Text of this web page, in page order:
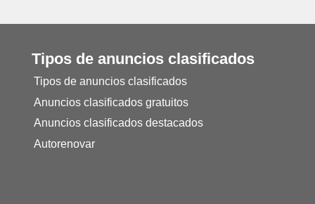
Tipos de anuncios clasificados
Tipos de anuncios clasificados
Anuncios clasificados gratuitos
Anuncios clasificados destacados
Autorenovar